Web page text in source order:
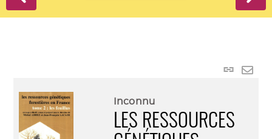
Lien
Inconnu
LES RESSOURCES